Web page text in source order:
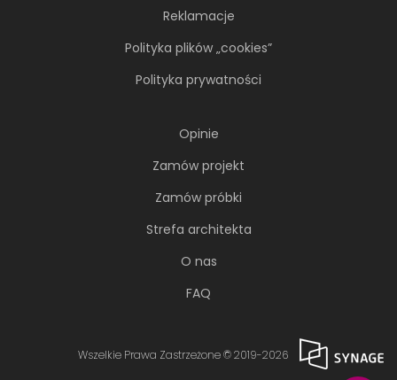
Reklamacje
Polityka plików „cookies”
Polityka prywatności
Opinie
Zamów projekt
Zamów próbki
Strefa architekta
O nas
FAQ
Wszelkie Prawa Zastrzeżone © 2019-2026